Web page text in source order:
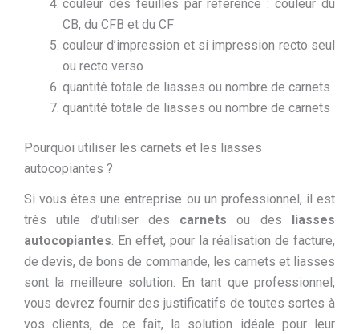
couleur des feuilles par réference : couleur du
CB, du CFB et du CF
couleur d’impression et si impression recto seul
ou recto verso
quantité totale de liasses ou nombre de carnets
quantité totale de liasses ou nombre de carnets
Pourquoi utiliser les carnets et les liasses
autocopiantes ?
Si vous êtes une entreprise ou un professionnel, il est
très utile d’utiliser des carnets ou des liasses
autocopiantes . En effet, pour la réalisation de facture,
de devis, de bons de commande, les carnets et liasses
sont la meilleure solution. En tant que professionnel,
vous devrez fournir des justificatifs de toutes sortes à
vos clients, de ce fait, la solution idéale pour leur